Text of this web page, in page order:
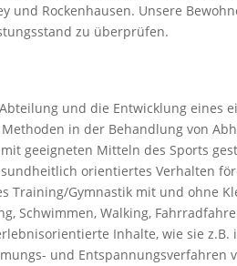
und Rockenhausen. Unsere
zu überprüfen.
und die Entwicklung eines
in der Behandlung von
geeigneten Mitteln des Sports
orientiertes Verhalten
Training/Gymnastik mit und ohne
Schwimmen, Walking,
Inhalte, wie sie
und